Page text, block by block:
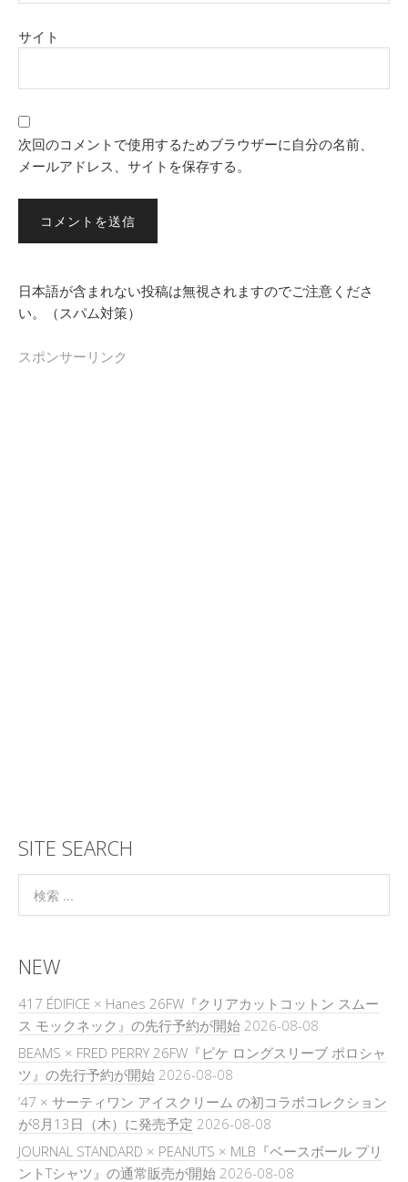
サイト
次回のコメントで使用するためブラウザーに自分の名前、
メールアドレス、サイトを保存する。
日本語が含まれない投稿は無視されますのでご注意くださ
い。（スパム対策）
スポンサーリンク
SITE SEARCH
NEW
417 ÉDIFICE × Hanes 26FW『クリアカットコットン スムー
ス モックネック』の先行予約が開始 2026-08-08
BEAMS × FRED PERRY 26FW『ピケ ロングスリーブ ポロシャ
ツ』の先行予約が開始 2026-08-08
’47 × サーティワン アイスクリーム の初コラボコレクション
が8月13日（木）に発売予定 2026-08-08
JOURNAL STANDARD × PEANUTS × MLB『ベースボール プリ
ントTシャツ』の通常販売が開始 2026-08-08